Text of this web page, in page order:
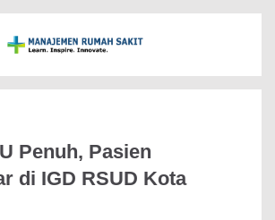
Penuh, Pasien
di IGD RSUD Kota